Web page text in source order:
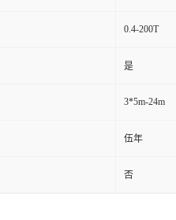
0.4-200T
是
3*5m-24m
伍年
否